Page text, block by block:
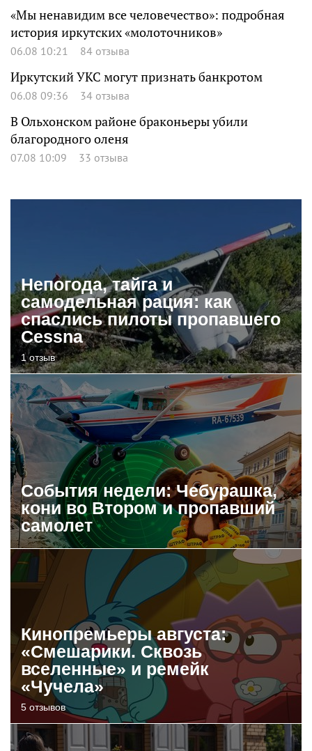
«Мы ненавидим все человечество»: подробная
история иркутских «молоточников»
06.08 10:21 84 отзыва
Иркутский УКС могут признать банкротом
06.08 09:36 34 отзыва
В Ольхонском районе браконьеры убили
благородного оленя
07.08 10:09 33 отзыва
Непогода, тайга и
самодельная рация: как
спаслись пилоты пропавшего
Cessna
1 отзыв
События недели: Чебурашка,
кони во Втором и пропавший
самолет
Кинопремьеры августа:
«Смешарики. Сквозь
вселенные» и ремейк
«Чучела»
5 отзывов